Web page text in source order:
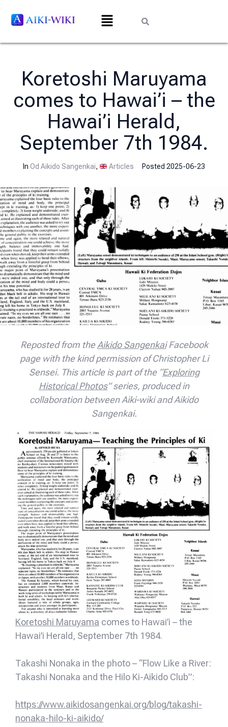
Koretoshi Maruyama
comes to Hawai’i – the
Hawai’i Herald,
September 7th 1984.
InOd Aikido Sangenkai, Articles Posted 2025-06-23
Reposted from theAikido SangenkaiFacebook
page with the kind permission of Christopher Li
Sensei. This article is part of the “Exploring
Historical Photos” series, produced in
collaboration between Aiki-wiki and Aikido
Sangenkai.
Koretoshi Maruyama comes to Hawai’i – the
Hawai’i Herald, September 7th 1984.
Takashi Nonaka in the photo – “Flow Like a River:
Takashi Nonaka and the Hilo Ki-Aikido Club”:
https://www.aikidosangenkai.org/blog/takashi-
nonaka-hilo-ki-aikido/